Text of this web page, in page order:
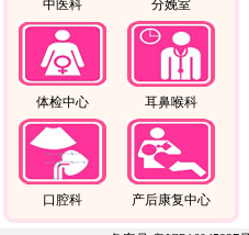
中医科 分娩室
体检中心 耳鼻喉科
口腔科 产后康复中心